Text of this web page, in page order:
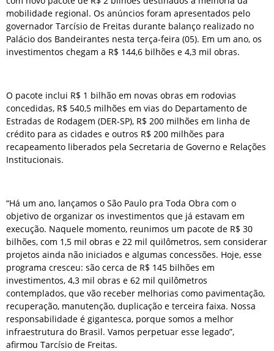
mobilidade regional. Os anúncios foram apresentados pelo
governador Tarcísio de Freitas durante balanço realizado no
Palácio dos Bandeirantes nesta terça-feira (05). Em um ano, os
investimentos chegam a R$ 144,6 bilhões e 4,3 mil obras.
O pacote inclui R$ 1 bilhão em novas obras em rodovias
concedidas, R$ 540,5 milhões em vias do Departamento de
Estradas de Rodagem (DER-SP), R$ 200 milhões em linha de
crédito para as cidades e outros R$ 200 milhões para
recapeamento liberados pela Secretaria de Governo e Relações
Institucionais.
“Há um ano, lançamos o São Paulo pra Toda Obra com o
objetivo de organizar os investimentos que já estavam em
execução. Naquele momento, reunimos um pacote de R$ 30
bilhões, com 1,5 mil obras e 22 mil quilômetros, sem considerar
projetos ainda não iniciados e algumas concessões. Hoje, esse
programa cresceu: são cerca de R$ 145 bilhões em
investimentos, 4,3 mil obras e 62 mil quilômetros
contemplados, que vão receber melhorias como pavimentação,
recuperação, manutenção, duplicação e terceira faixa. Nossa
responsabilidade é gigantesca, porque somos a melhor
infraestrutura do Brasil. Vamos perpetuar esse legado”,
afirmou Tarcísio de Freitas.